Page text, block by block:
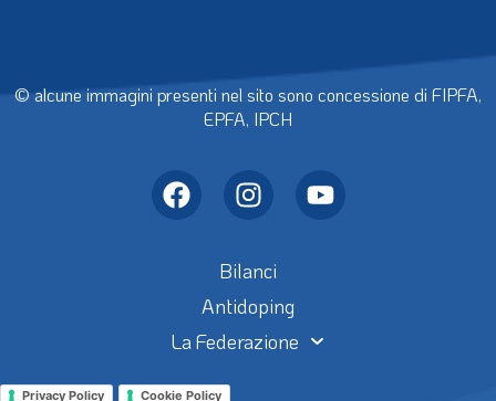
© alcune immagini presenti nel sito sono concessione di FIPFA,
EPFA, IPCH
Bilanci
Antidoping
La Federazione
Privacy Policy Cookie Policy